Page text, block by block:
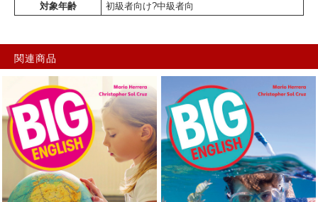
対象年齢
初級者向け?中級者向
関連商品